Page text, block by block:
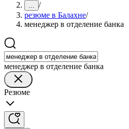
... /
резюме в Балахне/
менеджер в отделение банка
менеджер в отделение банка
Резюме